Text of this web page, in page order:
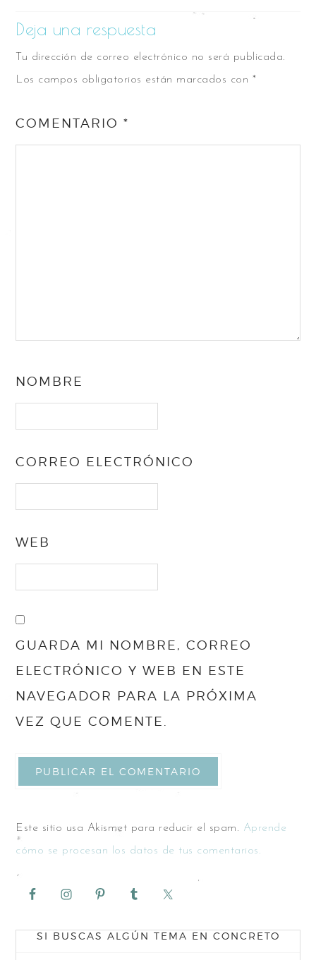
Deja una respuesta
Tu dirección de correo electrónico no será publicada.
Los campos obligatorios están marcados con *
COMENTARIO*
NOMBRE
CORREO ELECTRÓNICO
WEB
GUARDA MI NOMBRE, CORREO
ELECTRÓNICO Y WEB EN ESTE
NAVEGADOR PARA LA PRÓXIMA
VEZ QUE COMENTE.
Este sitio usa Akismet para reducir el spam. Aprende
cómo se procesan los datos de tus comentarios.
SI BUSCAS ALGÚN TEMA EN CONCRETO